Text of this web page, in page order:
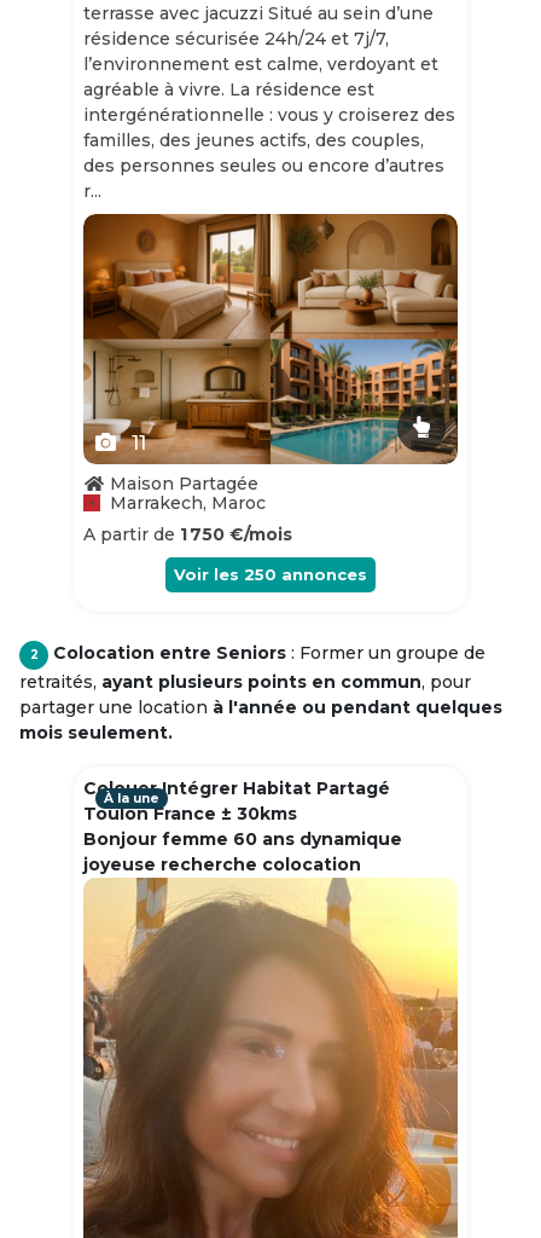
terrasse avec jacuzzi Situé au sein d’une
résidence sécurisée 24h/24 et 7j/7,
l’environnement est calme, verdoyant et
agréable à vivre. La résidence est
intergénérationnelle : vous y croiserez des
familles, des jeunes actifs, des couples,
des personnes seules ou encore d’autres
r...
Slide 1 of 11
11
Maison Partagée
Marrakech, Maroc
A partir de 1 750 €/mois
Voir les 250 annonces
2 Colocation entre Seniors : Former un groupe de
retraités, ayant plusieurs points en commun, pour
partager une location à l'année ou pendant quelques
mois seulement.
Colouer Intégrer Habitat Partagé
Toulon France ± 30kms
Bonjour femme 60 ans dynamique
joyeuse recherche colocation
À la une